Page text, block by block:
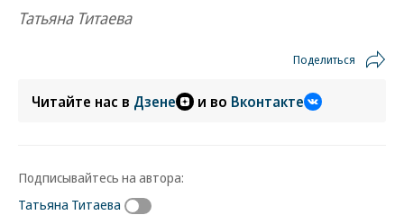
Татьяна Титаева
Поделиться
Читайте нас в Дзене и во Вконтакте
Подписывайтесь на автора:
Татьяна Титаева